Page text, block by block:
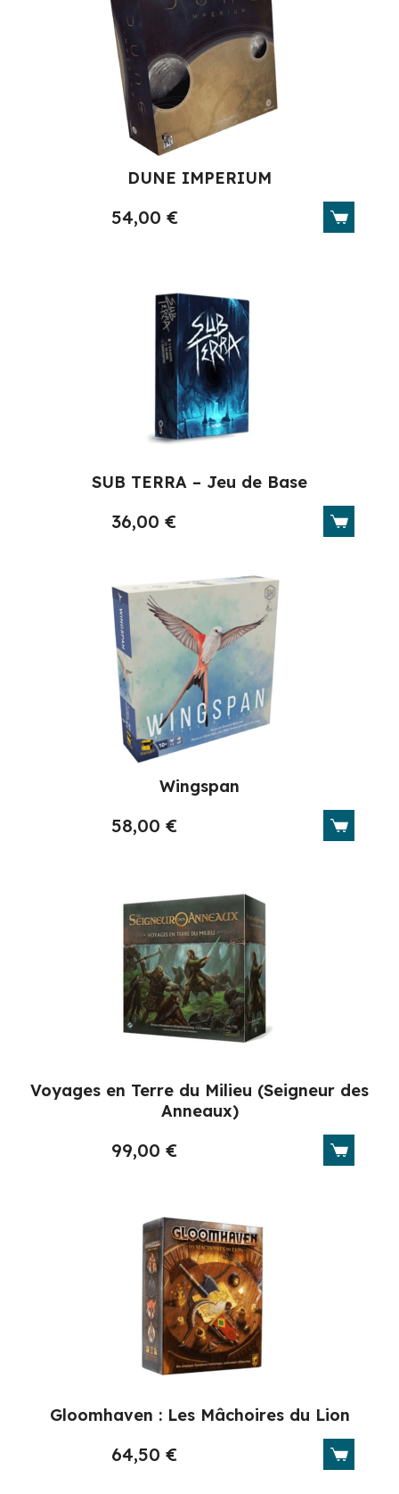
DUNE IMPERIUM
54,00€
SUB TERRA – Jeu de Base
36,00€
Wingspan
58,00€
Voyages en Terre du Milieu (Seigneur des
Anneaux)
99,00€
Gloomhaven : Les Mâchoires du Lion
64,50€